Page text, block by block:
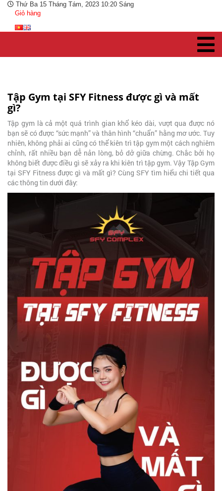
Thứ Ba 15 Tháng Tám, 2023 10:20 Sáng
Giỏ hàng
Tập Gym tại SFY Fitness được gì và mất
gì?
Tập gym là cả một quá trình gian khổ kéo dài, vượt qua được nó
bạn sẽ có được “sức mạnh” và thân hình “chuẩn” hằng mơ ước. Tuy
nhiên, không phải ai cũng có thể kiên trì tập gym một cách nghiêm
chỉnh, rất nhiều bạn dễ nản lòng, bỏ dở giữa chừng. Chắc bởi họ
không biết được điều gì sẽ xảy ra khi kiên trì tập gym. Vậy Tập Gym
tại SFY Fitness được gì và mất gì? Cùng SFY tìm hiểu chi tiết qua
các thông tin dưới đây: